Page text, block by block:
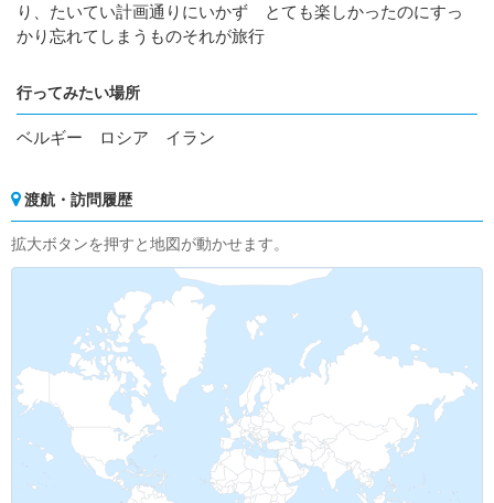
り、たいてい計画通りにいかず とても楽しかったのにすっ
かり忘れてしまうものそれが旅行
行ってみたい場所
ベルギー ロシア イラン
渡航・訪問履歴
拡大ボタンを押すと地図が動かせます。